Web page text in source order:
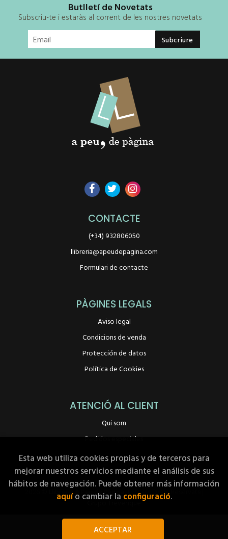
Butlletí de Novetats
Subscriu-te i estaràs al corrent de les nostres novetats
CONTACTE
(+34) 932806050
llibreria@apeudepagina.com
Formulari de contacte
PÀGINES LEGALS
Aviso legal
Condicions de venda
Protección de datos
Política de Cookies
ATENCIÓ AL CLIENT
Qui som
Pedidos especiales
Llibreria A Peu de Pàgina . Tots els Drets Reservats |
Esta web utiliza cookies propias y de terceros para
mejorar nuestros servicios mediante el análisis de sus
hábitos de navegación. Puede obtener más información
aquío cambiar la configuració.
ACCEPTAR